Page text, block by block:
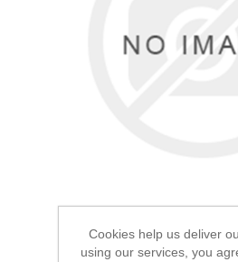
Cookies help us deliver
using our services, you